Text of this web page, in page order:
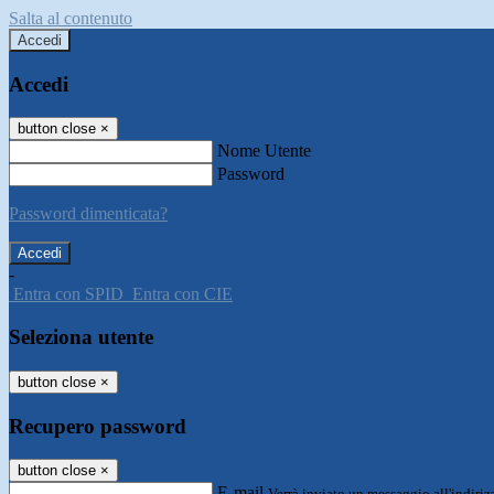
Salta al contenuto
Accedi
Accedi
button close ×
Nome Utente
Password
Password dimenticata?
-
Entra con SPID Entra con CIE
Seleziona utente
button close ×
Recupero password
button close ×